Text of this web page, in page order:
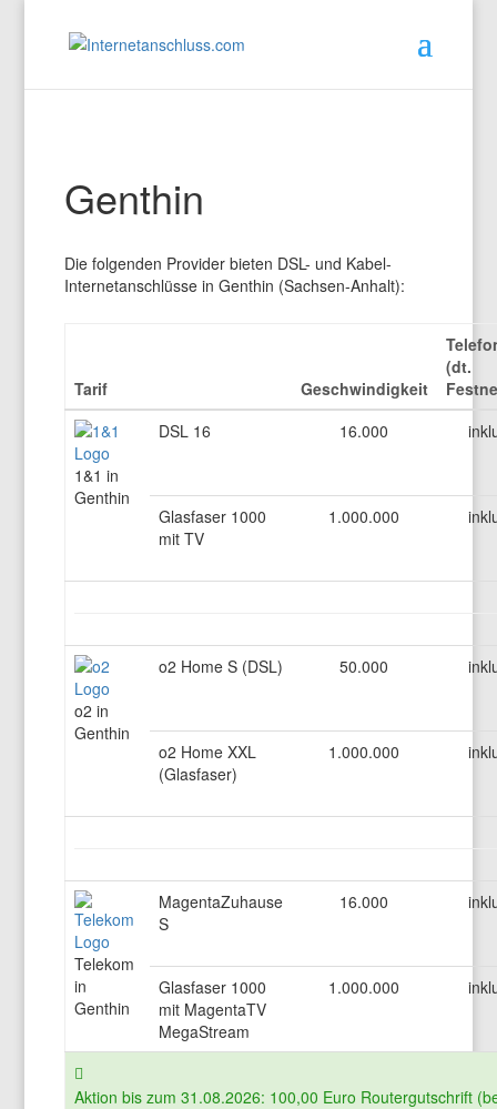
Genthin
Die folgenden Provider bieten DSL- und Kabel-
Internetanschlüsse in Genthin (Sachsen-Anhalt):
Tarif Geschwindigkeit
(dt.
1&1 in
Genthin
DSL 16 16.000
Glasfaser 1000
mit TV
1.000.000
o2 in
Genthin
o2 Home S (DSL) 50.000
o2 Home XXL
(Glasfaser)
1.000.000
Telekom
in
Genthin
MagentaZuhause
S
16.000
Glasfaser 1000
mit MagentaTV
MegaStream
1.000.000
Aktion bis zum 31.08.2026: 100,00 Euro Routergutschrift